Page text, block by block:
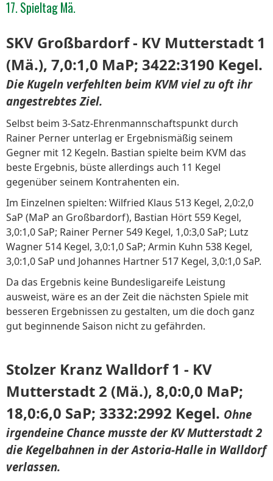
17. Spieltag Mä.
SKV Großbardorf - KV Mutterstadt 1
(Mä.), 7,0:1,0 MaP; 3422:3190 Kegel.
Die Kugeln verfehlten beim KVM viel zu oft ihr
angestrebtes Ziel.
Selbst beim 3-Satz-Ehrenmannschaftspunkt durch
Rainer Perner unterlag er Ergebnismäßig seinem
Gegner mit 12 Kegeln. Bastian spielte beim KVM das
beste Ergebnis, büste allerdings auch 11 Kegel
gegenüber seinem Kontrahenten ein.
Im Einzelnen spielten: Wilfried Klaus 513 Kegel, 2,0:2,0
SaP (MaP an Großbardorf), Bastian Hört 559 Kegel,
3,0:1,0 SaP; Rainer Perner 549 Kegel, 1,0:3,0 SaP; Lutz
Wagner 514 Kegel, 3,0:1,0 SaP; Armin Kuhn 538 Kegel,
3,0:1,0 SaP und Johannes Hartner 517 Kegel, 3,0:1,0 SaP.
Da das Ergebnis keine Bundesligareife Leistung
ausweist, wäre es an der Zeit die nächsten Spiele mit
besseren Ergebnissen zu gestalten, um die doch ganz
gut beginnende Saison nicht zu gefährden.
Stolzer Kranz Walldorf 1 - KV
Mutterstadt 2 (Mä.), 8,0:0,0 MaP;
18,0:6,0 SaP; 3332:2992 Kegel. Ohne
irgendeine Chance musste der KV Mutterstadt 2
die Kegelbahnen in der Astoria-Halle in Walldorf
verlassen.